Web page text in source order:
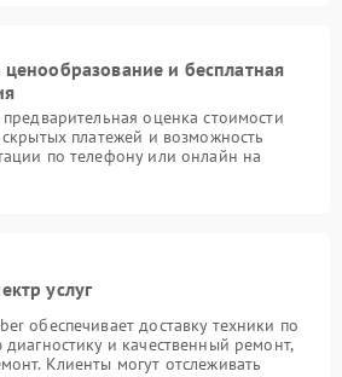
и бесплатная
оценка стоимости
скрытых платежей и возможность
по телефону или онлайн на
услуг
обеспечивает доставку техники по
и качественный ремонт,
Клиенты могут отслеживать